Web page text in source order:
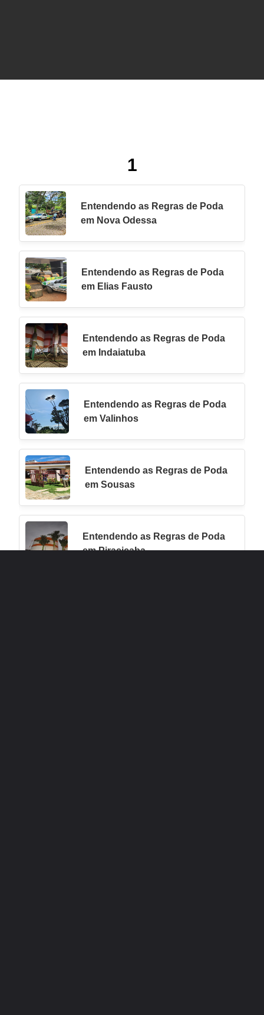
1
Entendendo as Regras de Poda
em Nova Odessa
Entendendo as Regras de Poda
em Elias Fausto
Entendendo as Regras de Poda
em Indaiatuba
Entendendo as Regras de Poda
em Valinhos
Entendendo as Regras de Poda
em Sousas
Entendendo as Regras de Poda
em Piracicaba